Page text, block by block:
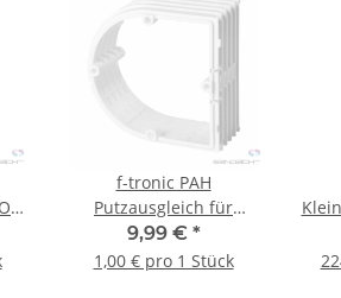
f-tronic PAH
Putzausgleich für
HW+UP Gerätedosen
massiv, halbrund, 30mm
9,99 € *
1,00 € pro 1 Stück